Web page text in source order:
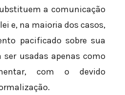
a comunicação
e, na maioria dos casos,
pacificado sobre sua
ser usadas apenas como
com o devido